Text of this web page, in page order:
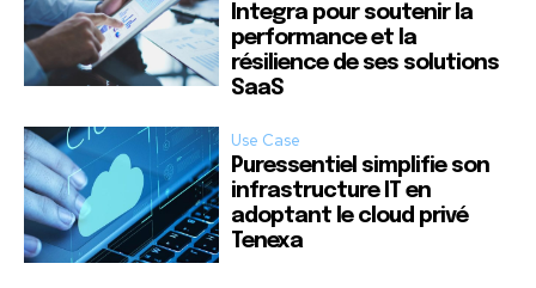
Integra pour soutenir la
performance et la
résilience de ses solutions
SaaS
Use Case
Puressentiel simplifie son
infrastructure IT en
adoptant le cloud privé
Tenexa